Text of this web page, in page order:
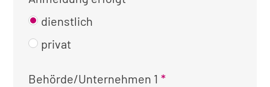
dienstlich
privat
Kontaktinformationen
Behörde/Unternehmen 1